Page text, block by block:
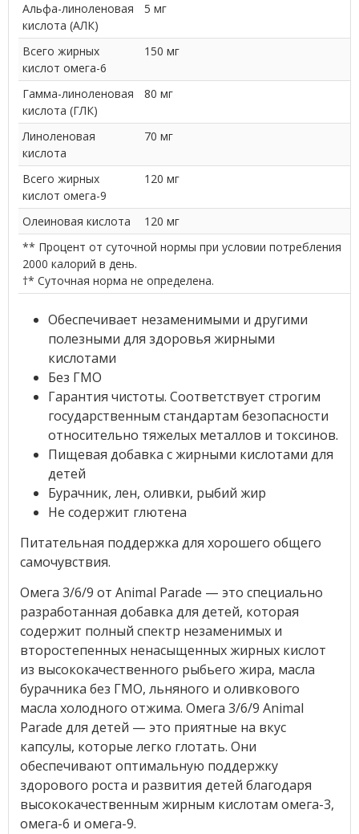
Альфа-линоленовая
кислота (АЛК)
5 мг
Всего жирных
кислот омега-6
150 мг
Гамма-линоленовая
кислота (ГЛК)
80 мг
Линоленовая
кислота
70 мг
Всего жирных
кислот омега-9
120 мг
Олеиновая кислота
120 мг
** Процент от суточной нормы при условии потребления
2000 калорий в день.
†* Суточная норма не определена.
Обеспечивает незаменимыми и другими
полезными для здоровья жирными
кислотами
Без ГМО
Гарантия чистоты. Соответствует строгим
государственным стандартам безопасности
относительно тяжелых металлов и токсинов.
Пищевая добавка с жирными кислотами для
детей
Бурачник, лен, оливки, рыбий жир
Не содержит глютена
Питательная поддержка для хорошего общего
самочувствия.
Омега 3/6/9 от Animal Parade — это специально
разработанная добавка для детей, которая
содержит полный спектр незаменимых и
второстепенных ненасыщенных жирных кислот
из высококачественного рыбьего жира, масла
бурачника без ГМО, льняного и оливкового
масла холодного отжима. Омега 3/6/9 Animal
Parade для детей — это приятные на вкус
капсулы, которые легко глотать. Они
обеспечивают оптимальную поддержку
здорового роста и развития детей благодаря
высококачественным жирным кислотам омега-3,
омега-6 и омега-9.